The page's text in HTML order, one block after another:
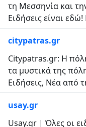
τη Μεσσηνία και
Ειδήσεις είναι
citypatras.gr
Citypatras.gr: Η
τα μυστικά της
Ειδήσεις, Νέα από
usay.gr
Usay.gr | Όλες οι